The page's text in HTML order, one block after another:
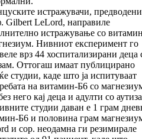
истражувачи,
Gilbert LeLord, направиле
истражување со
Нивниот експеримент го
врз 44 хоспитализирани деца
Оттогаш имаат публицирано
студии, каде што ја испитуваат
на витамин-Б6 со
него кај деца и адулти со
студии даван е 1 грам
Б6 и половина грам
и сор. неодамна ги резимирале